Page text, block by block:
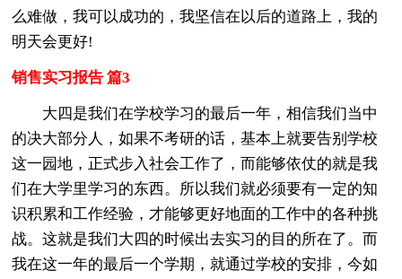
么难做，我可以成功的，我坚信在以后的道路上，我的
明天会更好!
销售实习报告 篇3
大四是我们在学校学习的最后一年，相信我们当中
的决大部分人，如果不考研的话，基本上就要告别学校
这一园地，正式步入社会工作了，而能够依仗的就是我
们在大学里学习的东西。所以我们就必须要有一定的知
识积累和工作经验，才能够更好地面的工作中的各种挑
战。这就是我们大四的时候出去实习的目的所在了。而
我在这一年的最后一个学期，就通过学校的安排，今如